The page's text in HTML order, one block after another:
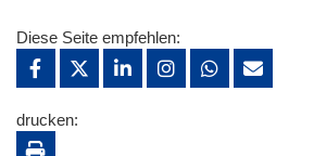
Diese Seite empfehlen:
drucken: